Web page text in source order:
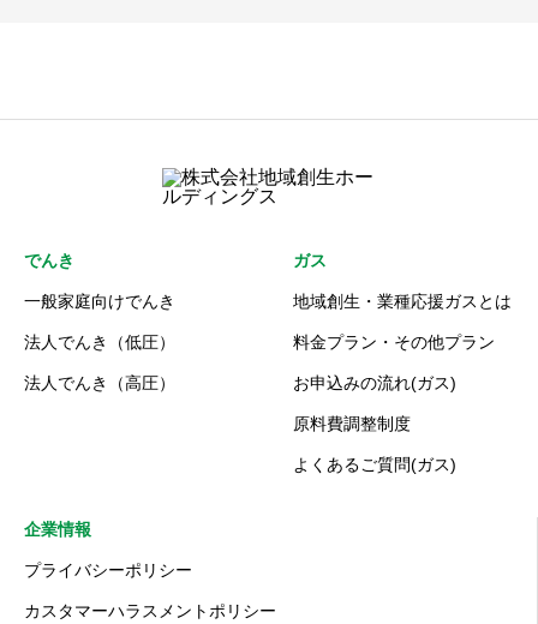
でんき
一般家庭向けでんき
法人でんき（低圧）
法人でんき（高圧）
ガス
地域創生・業種応援ガスとは
料金プラン・その他プラン
お申込みの流れ(ガス)
原料費調整制度
よくあるご質問(ガス)
企業情報
プライバシーポリシー
カスタマーハラスメントポリシー